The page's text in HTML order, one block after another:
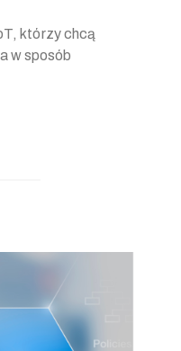
którzy chcą
w sposób